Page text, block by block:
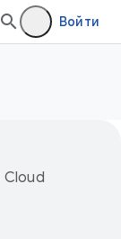
Войти
Cloud